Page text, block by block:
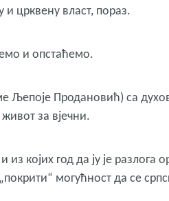
црквену власт, пораз.
и опстаћемо.
Љепоје Продановић) са
за вјечни.
којих год да ју је разлога
могућност да се